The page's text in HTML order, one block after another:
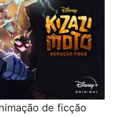
de ficção